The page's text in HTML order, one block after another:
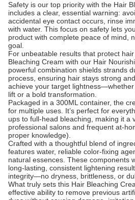
Safety is our top priority with the Hair
includes a clear, essential warning:
accidental eye contact occurs, rinse
with water. This focus on safety lets
product with complete peace of mind,
goal.
For unbeatable results that protect
Bleaching Cream with our Hair
powerful combination shields strands
process, ensuring hair stays strong
achieve your target lightness—whether
lift or a bold transformation.
Packaged in a 300ML container, the
for multiple uses. It’s perfect for
ups to full-head bleaching, making it a
professional salons and frequent at-
proper knowledge).
Crafted with a thoughtful blend of
features water, reliable color-fixing
natural essences. These components
long-lasting, consistent lightening
integrity—no dryness, brittleness, or
What truly sets this Hair Bleaching
effective ability to remove previous